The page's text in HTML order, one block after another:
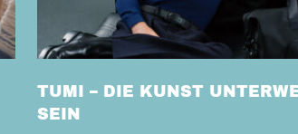
TUMI – DIE KUNST
SEIN